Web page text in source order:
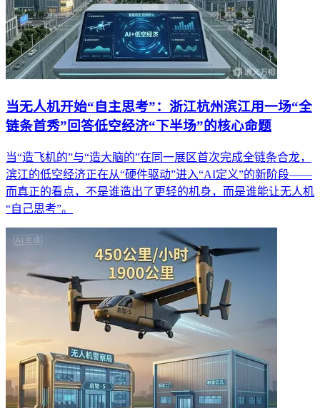
当无人机开始“自主思考”：浙江杭州滨江用一场“全
链条首秀”回答低空经济“下半场”的核心命题
当“造飞机的”与“造大脑的”在同一展区首次完成全链条合龙，
滨江的低空经济正在从“硬件驱动”进入“AI定义”的新阶段——
而真正的看点，不是谁造出了更轻的机身，而是谁能让无人机
“自己思考”。